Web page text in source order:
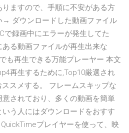
ますので、手順に不安がある方
→ ダウンロードした動画ファイル
で録画中にエラーが発生してた
る動画ファイルが再生出来な
も再生できる万能プレーヤー 本文
再生するために,Top10厳選され
スメする。 フレームスキップな
されており、多くの動画を簡単
う人にはダウンロードをおすす
プレイヤーを使って、映